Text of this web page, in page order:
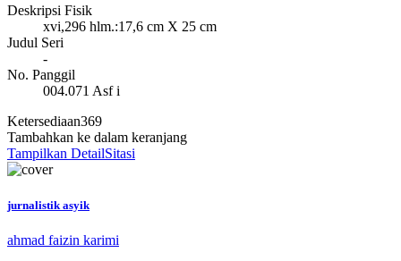
Deskripsi Fisik
xvi,296 hlm.:17,6 cm X 25 cm
Judul Seri
-
No. Panggil
004.071 Asf i
Ketersediaan369
Tambahkan ke dalam keranjang
Tampilkan DetailSitasi
jurnalistik asyik
ahmad faizin karimi